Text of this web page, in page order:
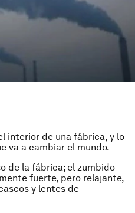
interior de una fábrica, y lo
va a cambiar el mundo.
de la fábrica; el zumbido
fuerte, pero relajante,
y lentes de